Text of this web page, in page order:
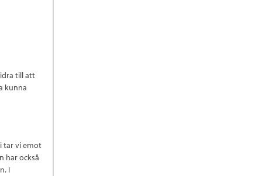
till att
kunna
tar vi emot
har också
I